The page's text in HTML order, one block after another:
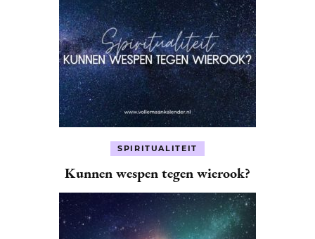
SPIRITUALITEIT
Kunnen wespen tegen wierook?